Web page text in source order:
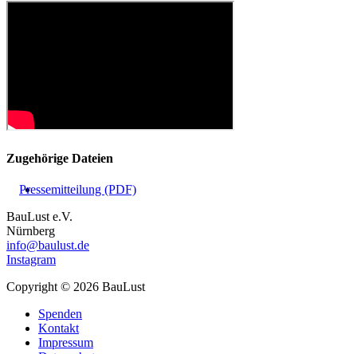
Zugehörige Dateien
Pressemitteilung (PDF)
BauLust e.V.
Nürnberg
info@baulust.de
Instagram
Copyright © 2026 BauLust
Spenden
Kontakt
Impressum